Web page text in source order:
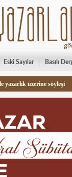
Eski Sayılar Basılı
yazarlık üzerine söyleşi